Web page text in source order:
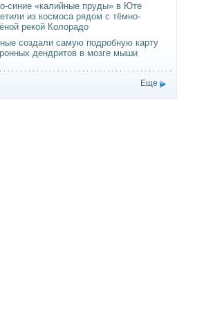
синие «калийные пруды» в Юте
из космоса рядом с тёмно-
рекой Колорадо
создали самую подробную карту
дендритов в мозге мыши
Еще